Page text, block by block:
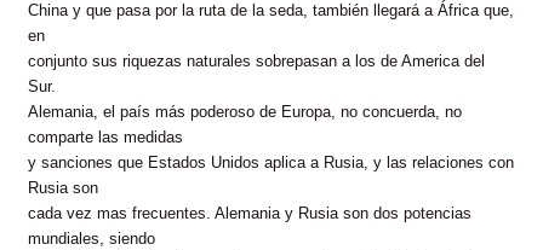
China y que pasa por la ruta de la seda, también llegará a África que,
en
conjunto sus riquezas naturales sobrepasan a los de America del
Sur.
Alemania, el país más poderoso de Europa, no concuerda, no
comparte las medidas
y sanciones que Estados Unidos aplica a Rusia, y las relaciones con
Rusia son
cada vez mas frecuentes. Alemania y Rusia son dos potencias
mundiales, siendo